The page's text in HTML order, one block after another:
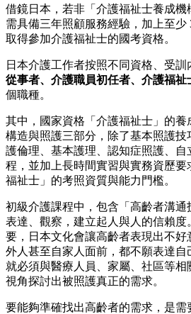
借鏡日本，若非「介護福祉士養成機
需具備三年照顧服務經驗，加上至少
取得參加介護福祉士的國考資格。
日本介護工作者按照不同資格、受訓
從事者、介護職員初任者、介護福祉
個職種。
其中，國家資格「介護福祉士」的
構造與照護三部分，除了基本照護
護倫理、基本護理、認知症照護、自
程，並加上長時間實習與實務資歷
福祉士」的考照資質與能力門檻。
初級介護課程中，包含「高齡者溝
表達、觀察，建立起人與人的信賴
要，日本文化會讓高齡者表現出不
外人甚至自家人面前，都不願表達自
就必須與醫療人員、家屬、社區等相
視角探討出被照護真正的需求。
要能夠準確找出高齡者的需求，是